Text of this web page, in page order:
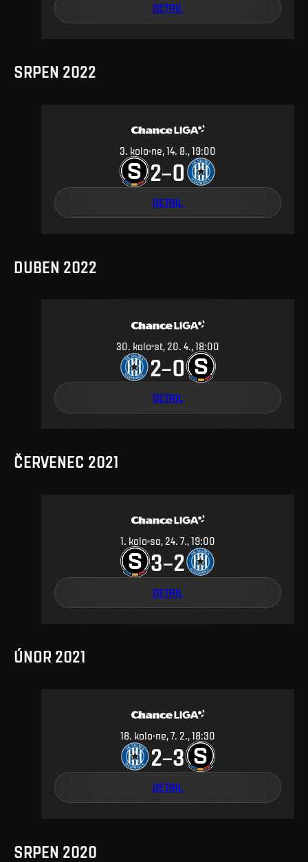
DETAIL
SRPEN 2022
3. kolo ne, 14. 8., 19:00
2–0
DETAIL
DUBEN 2022
30. kolo st, 20. 4., 18:00
2–0
DETAIL
ČERVENEC 2021
1. kolo so, 24. 7., 19:00
3–2
DETAIL
ÚNOR 2021
18. kolo ne, 7. 2., 18:30
2–3
DETAIL
SRPEN 2020